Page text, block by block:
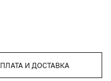
И ДОСТАВКА